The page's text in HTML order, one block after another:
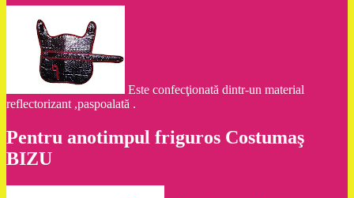
Este confecţionată dintr-un material
reflectorizant ,paspoalată .
Pentru anotimpul friguros Costumaş
BIZU